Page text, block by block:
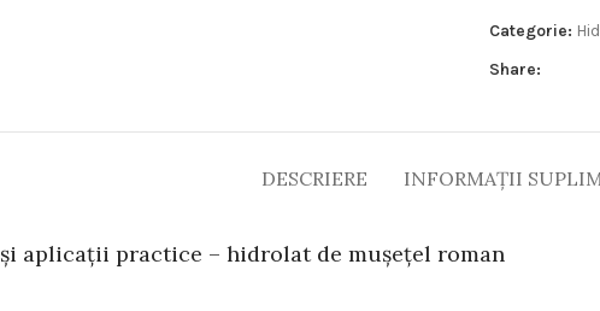
Categorie:
Share:
DESCRIERE INFORMAȚII
și aplicații practice – hidrolat de mușețel roman